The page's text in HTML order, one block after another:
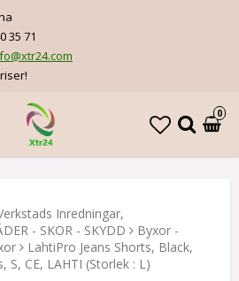
35 71
0
Inredningar,
- SKOR - SKYDD
Byxor -
LahtiPro Jeans Shorts, Black,
S, CE, LAHTI (Storlek : L)